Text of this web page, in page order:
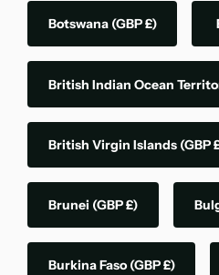
Botswana (GBP £)
British Indian Ocean
British Virgin Islands (GBP
Brunei (GBP £)
Burkina Faso(GBP £)